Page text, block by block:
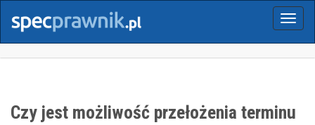
Menu
Czy jest możliwość przełożenia terminu